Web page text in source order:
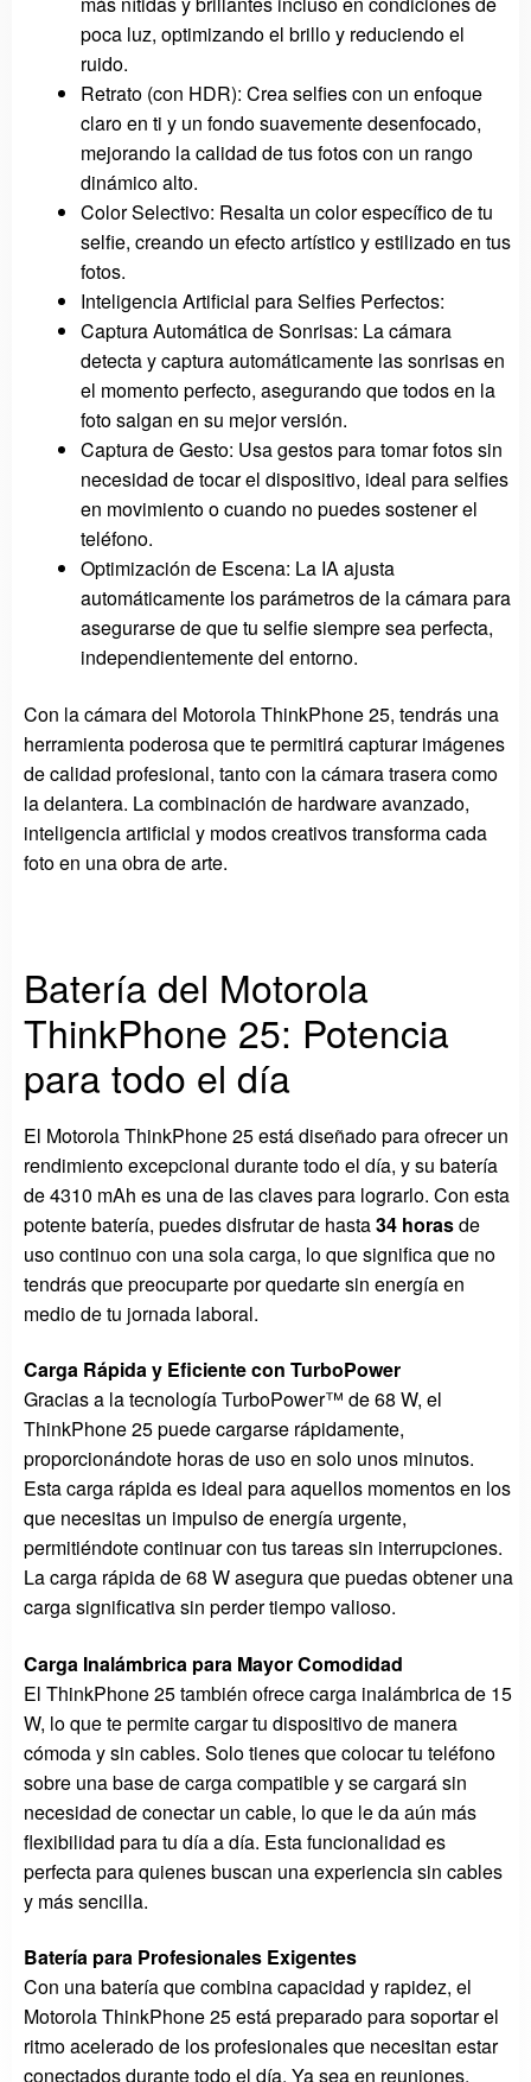
poca luz, optimizando el brillo y reduciendo el
ruido.
Retrato (con HDR): Crea selfies con un enfoque
claro en ti y un fondo suavemente desenfocado,
mejorando la calidad de tus fotos con un rango
dinámico alto.
Color Selectivo: Resalta un color específico de tu
selfie, creando un efecto artístico y estilizado en tus
fotos.
Inteligencia Artificial para Selfies Perfectos:
Captura Automática de Sonrisas: La cámara
detecta y captura automáticamente las sonrisas en
el momento perfecto, asegurando que todos en la
foto salgan en su mejor versión.
Captura de Gesto: Usa gestos para tomar fotos sin
necesidad de tocar el dispositivo, ideal para selfies
en movimiento o cuando no puedes sostener el
teléfono.
Optimización de Escena: La IA ajusta
automáticamente los parámetros de la cámara para
asegurarse de que tu selfie siempre sea perfecta,
independientemente del entorno.
Con la cámara del Motorola ThinkPhone 25, tendrás una
herramienta poderosa que te permitirá capturar imágenes
de calidad profesional, tanto con la cámara trasera como
la delantera. La combinación de hardware avanzado,
inteligencia artificial y modos creativos transforma cada
foto en una obra de arte.
Batería del Motorola
ThinkPhone 25: Potencia
para todo el día
El Motorola ThinkPhone 25 está diseñado para ofrecer un
rendimiento excepcional durante todo el día, y su batería
de 4310 mAh es una de las claves para lograrlo. Con esta
potente batería, puedes disfrutar de hasta34 horasde
uso continuo con una sola carga, lo que significa que no
tendrás que preocuparte por quedarte sin energía en
medio de tu jornada laboral.
Carga Rápida y Eficiente con TurboPower
Gracias a la tecnología TurboPower™ de 68 W, el
ThinkPhone 25 puede cargarse rápidamente,
proporcionándote horas de uso en solo unos minutos.
Esta carga rápida es ideal para aquellos momentos en los
que necesitas un impulso de energía urgente,
permitiéndote continuar con tus tareas sin interrupciones.
La carga rápida de 68 W asegura que puedas obtener una
carga significativa sin perder tiempo valioso.
Carga Inalámbrica para Mayor Comodidad
El ThinkPhone 25 también ofrece carga inalámbrica de 15
W, lo que te permite cargar tu dispositivo de manera
cómoda y sin cables. Solo tienes que colocar tu teléfono
sobre una base de carga compatible y se cargará sin
necesidad de conectar un cable, lo que le da aún más
flexibilidad para tu día a día. Esta funcionalidad es
perfecta para quienes buscan una experiencia sin cables
y más sencilla.
Batería para Profesionales Exigentes
Con una batería que combina capacidad y rapidez, el
Motorola ThinkPhone 25 está preparado para soportar el
ritmo acelerado de los profesionales que necesitan estar
conectados durante todo el día. Ya sea en reuniones,